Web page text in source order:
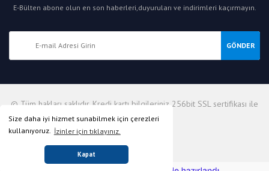
Size daha iyi hizmet sunabilmek için çerezleri
kullanıyoruz. İzinler için tıklayınız.
Kapat
E-Bülten abone olun en son haberleri,duyuruları ve indirimleri kaçırmayın.
GÖNDER
© Tüm hakları saklıdır. Kredi kartı bilgileriniz 256bit SSL sertifikası ile
korunmaktadır.